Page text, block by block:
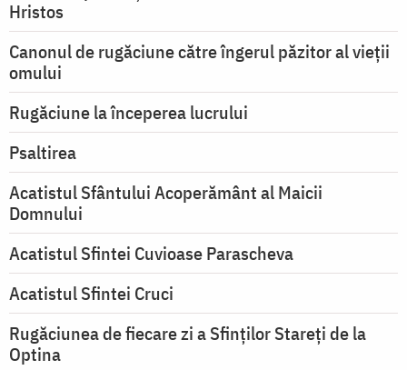
Hristos
Canonul de rugăciune către îngerul păzitor al vieții
omului
Rugăciune la începerea lucrului
Psaltirea
Acatistul Sfântului Acoperământ al Maicii
Domnului
Acatistul Sfintei Cuvioase Parascheva
Acatistul Sfintei Cruci
Rugăciunea de fiecare zi a Sfinților Stareți de la
Optina